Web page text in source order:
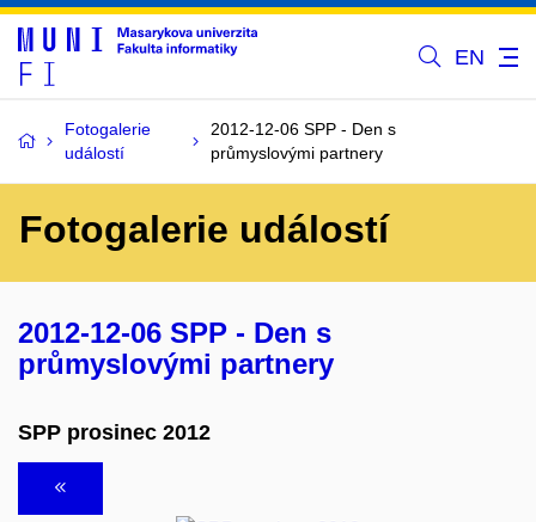
EN
Fotogalerie
událostí
2012-12-06 SPP - Den s
průmyslovými partnery
Fotogalerie událostí
2012-12-06 SPP - Den s
průmyslovými partnery
SPP prosinec 2012